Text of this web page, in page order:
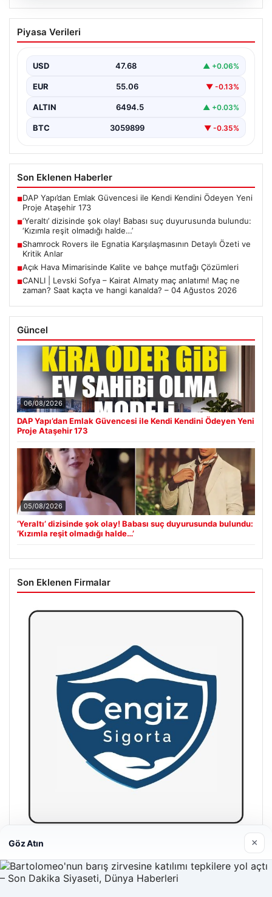
05.08.2026
‘Yeraltı’ dizisinde şok olay! Babası suç
duyurusunda bulundu: ‘Kızımla reşit
Piyasa Verileri
USD 47.68 ▲ +0.06%
EUR 55.06 ▼ -0.13%
ALTIN 6494.5 ▲ +0.03%
BTC 3059899 ▼ -0.35%
Son Eklenen Haberler
■DAP Yapı’dan Emlak Güvencesi ile Kendi Kendini Ödeyen Yeni
Proje Ataşehir 173
■‘Yeraltı’ dizisinde şok olay! Babası suç duyurusunda bulundu:
‘Kızımla reşit olmadığı halde…’
■Shamrock Rovers ile Egnatia Karşılaşmasının Detaylı Özeti ve
Kritik Anlar
■Açık Hava Mimarisinde Kalite ve bahçe mutfağı Çözümleri
■CANLI | Levski Sofya – Kairat Almaty maç anlatımı! Maç ne
zaman? Saat kaçta ve hangi kanalda? – 04 Ağustos 2026
Güncel
06/08/2026
DAP Yapı’dan Emlak Güvencesi ile Kendi Kendini Ödeyen Yeni
Proje Ataşehir 173
05/08/2026
‘Yeraltı’ dizisinde şok olay! Babası suç duyurusunda bulundu:
‘Kızımla reşit olmadığı halde…’
Son Eklenen Firmalar
Hastaş Beton
26/05/2026
Göz Atın ×